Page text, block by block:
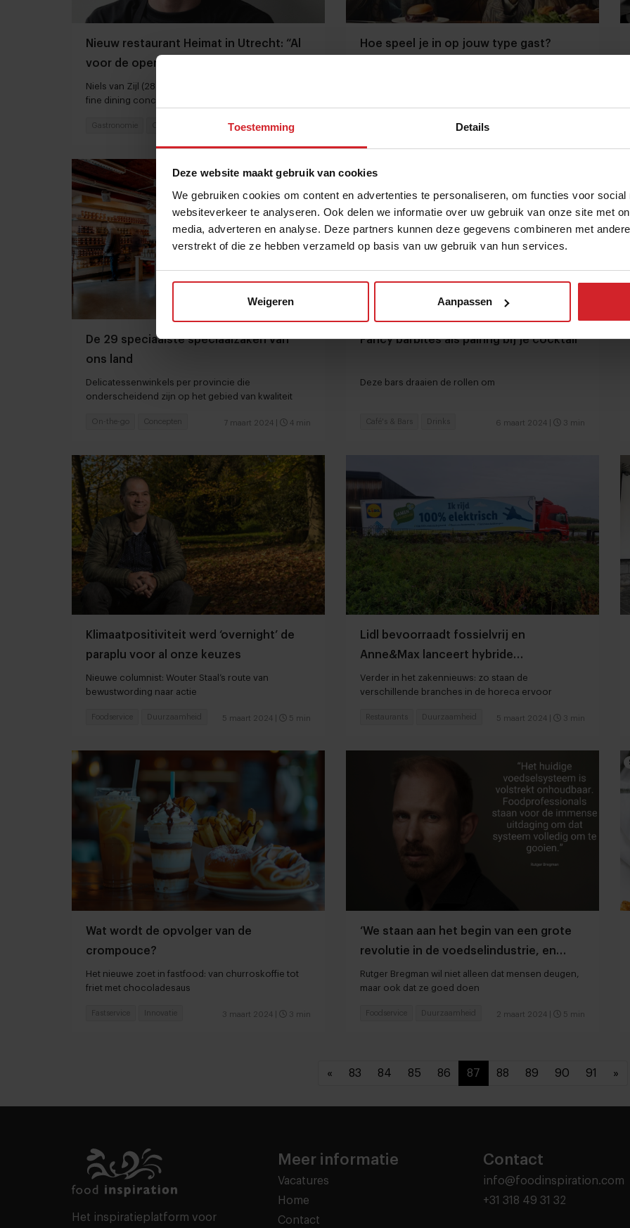
Toestemming Details
Deze website maakt gebruik van cookies
We gebruiken cookies om content en advertenties te personaliseren, om functies voor social
websiteverkeer te analyseren. Ook delen we informatie over uw gebruik van onze site met
media, adverteren en analyse. Deze partners kunnen deze gegevens combineren met
verstrekt of die ze hebben verzameld op basis van uw gebruik van hun services.
Weigeren Aanpassen
Nieuw restaurant Heimat in Utrecht: “Al
voor de opening 600 reserveringen"
Niels van Zijl (28) vond 6 investeerders en opent
fine dining concept
8 maart 2024| 6 min
Gastronomie
Hoe speel je in op jouw type gast?
Duurzaamheid
De 29 speciaalste speciaalzaken van
ons land
Delicatessenwinkels per provincie die
onderscheidend zijn op het gebied van kwaliteit
7 maart 2024 4 min
On-the-go Concepten
Fancy barbites als pairing bij je cocktail
Deze bars draaien de rollen om
6 maart 2024 3 min
Café's & Bars Drinks
Klimaatpositiviteit werd ‘overnight’ de
paraplu voor al onze keuzes
Nieuwe columnist: Wouter Staal’s route van
bewustwording naar actie
5 maart 2024 5 min
Foodservice Duurzaamheid
Lidl bevoorraadt fossielvrij en
Anne&Max lanceert hybride
maandspecial
Verder in het zakennieuws: zo staan de
verschillende branches in de horeca ervoor
5 maart 2024 3 min
Restaurants Duurzaamheid
Wat wordt de opvolger van de
crompouce?
Het nieuwe zoet in fastfood: van churroskoffie tot
friet met chocoladesaus
3 maart 2024 3 min
Fastservice Innovatie
‘We staan aan het begin van een grote
revolutie in de voedselindustrie, en
Nederland kan daarin voorop lopen’
Rutger Bregman wil niet alleen dat mensen deugen,
maar ook dat ze goed doen
2 maart 2024 5 min
Foodservice Duurzaamheid
« 83 84 85 86 87 88 89 90 91 »
Het inspiratieplatform voor
Meer informatie
Vacatures
Home
Contact
Contact
info@foodinspiration.com
+31 318 49 31 32